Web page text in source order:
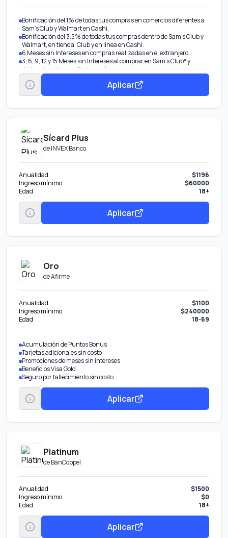
Bonificación del 1% de todas tus compras en comercios diferentes a
Sam's Club y Walmart en Cashi.
Bonificación del 3.5% de todas tus compras dentro de Sam's Club y
Walmart, en tienda, Club y en línea en Cashi.
6 Meses sin Intereses en compras realizadas en el extranjero.
3, 6, 9, 12 y 15 Meses sin Intereses al comprar en Sam's Club* y
Walmart, en tienda, Club y en línea.
Aplicar
Sícard Plus
deINVEX Banco
Anualidad
$1196
Ingreso mínimo
$60000
Edad
18+
Aplicar
Oro
deAfirme
Anualidad
$1100
Ingreso mínimo
$240000
Edad
18-69
Acumulación de Puntos Bonus
Tarjetas adicionales sin costo
Promociones de meses sin intereses
Beneficios Visa Gold
Seguro por fallecimiento sin costo
Aplicar
Platinum
deBanCoppel
Anualidad
$1500
Ingreso mínimo
$0
Edad
18+
Aplicar